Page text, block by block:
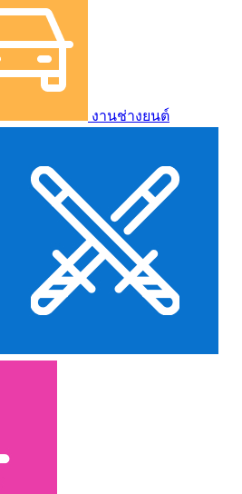
งานช่างยนต์